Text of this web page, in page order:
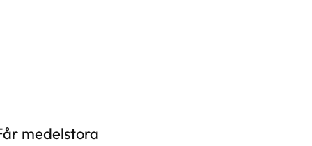
medelstora